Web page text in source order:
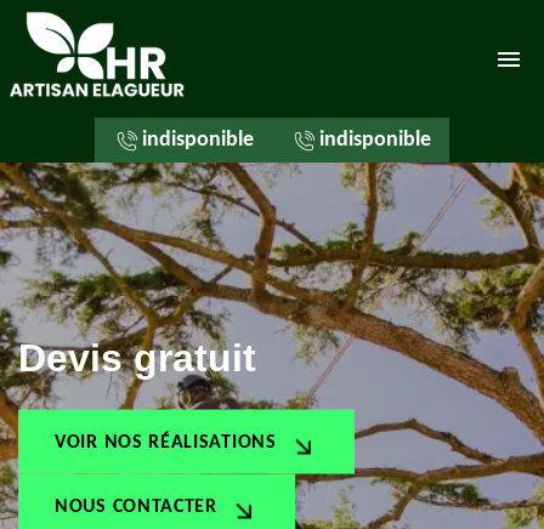
ELAGAGE 79 À THOUARS
ABATTAGE D'ARBRES 79
TAILLE DE HAIE 79
ETETAGE 79
POSE DE CLOTURE 79
DEBROUSSAILLAGE 79
ENTRETIEN ESPACE VERT 79
TONTE DE PELOUSE 79
indisponible indisponible
Devis gratuit
VOIR NOS RÉALISATIONS
NOUS CONTACTER